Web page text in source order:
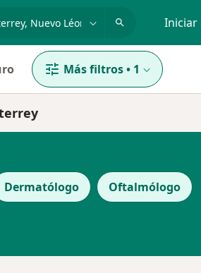
Iniciar
Más filtros• 1
Dermatólogo Oftalmólogo